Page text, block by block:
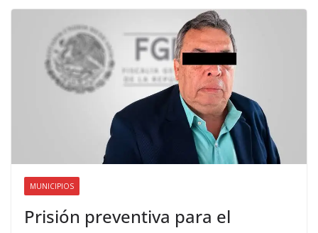
MUNICIPIOS
Prisión preventiva para el